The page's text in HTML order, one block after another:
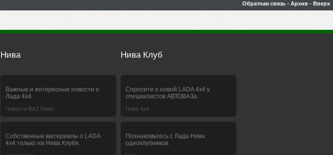
Обратная связь - Архив - Вверх
Нива
Важные и интересные новости о
Лада 4х4.
Новости ВАЗ Нива
Собственные материалы о LADA
4x4 только на Нива Клубе.
Нива Клуб
Спросите о новой LADA 4x4 у
специалистов АВТОВАЗа.
Нива 4х4
Познакомьтесь с Лада Нива
одноклубников.